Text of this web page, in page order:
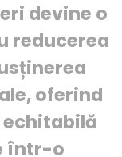
devine o
reducerea
oferind
într-o